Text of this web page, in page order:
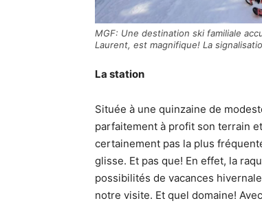
MGF: Une destination ski familiale
Laurent, est magnifique! La
La station
Située à une quinzaine de
parfaitement à profit son terrain
certainement pas la plus
glisse. Et pas que! En effet, la
possibilités de vacances
notre visite. Et quel domaine!